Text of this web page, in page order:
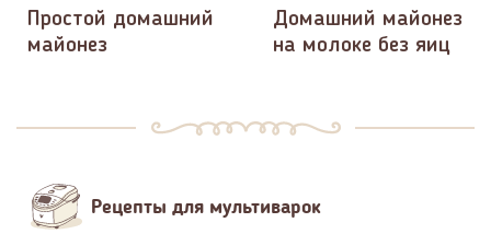
Простой домашний
майонез
Домашний майонез
на молоке без яиц
Рецепты для мультиварок